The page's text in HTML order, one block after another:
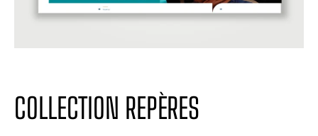
COLLECTION REPÈRES